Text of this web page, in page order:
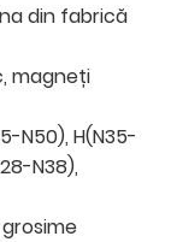
din fabrică
magneți
N50), H(N35-
N38),